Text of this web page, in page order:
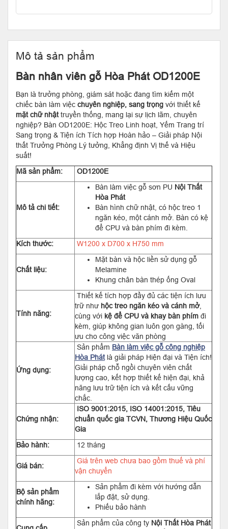
Mô tả sản phẩm
Bàn nhân viên gỗ Hòa Phát OD1200E
Bạn là trưởng phòng, giám sát hoặc đang tìm kiếm một
chiếc bàn làm việc chuyên nghiệp, sang trọng với thiết kế
mặt chữ nhậttruyền thống, mang lại sự lịch lãm, chuyên
nghiệp? Bàn OD1200E: Hộc Treo Linh hoạt, Yếm Trang trí
Sang trọng & Tiện ích Tích hợp Hoàn hảo – Giải pháp Nội
thất Trưởng Phòng Lý tưởng, Khẳng định Vị thế và Hiệu
suất!
Mã sản phẩm:
OD1200E
Mô tả chi tiết:
Bàn làm việc gỗ sơn PU Nội Thất
Hòa Phát
Bàn hình chữ nhật, có hộc treo 1
ngăn kéo, một cánh mở. Bàn có kệ
để CPU và bàn phím đi kèm.
Kích thước:
W1200 x D700 x H750 mm
Chất liệu:
Mặt bàn và hộc liền sử dụng gỗ
Melamine
Khung chân bàn thép ống Oval
Tính năng:
Thiết kế tích hợp đầy đủ các tiện ích lưu
trữ như hộc treo ngăn kéo và cánh mở,
cùng với kệ để CPU và khay bàn phím đi
kèm, giúp không gian luôn gọn gàng, tối
ưu cho công việc văn phòng
Ứng dụng:
Sản phẩm Bàn làm việc gỗ công nghiệp
Hòa Phátlà giải pháp Hiện đại và Tiện ích!
Giải pháp chỗ ngồi chuyên viên chất
lượng cao, kết hợp thiết kế hiện đại, khả
năng lưu trữ tiện ích và kết cấu vững
chắc.
Chứng nhận:
ISO 9001:2015, ISO 14001:2015, Tiêu
chuẩn quốc gia TCVN, Thương Hiệu Quốc
Gia
Bảo hành:
12 tháng
Giá bán:
Giá trên web chưa bao gồm thuế và phí
vận chuyển
Bộ sản phẩm
chính hãng:
Sản phẩm đi kèm với hướng dẫn
lắp đặt, sử dụng.
Phiếu bảo hành
Sản phẩm của công ty Nội Thất Hòa Phát